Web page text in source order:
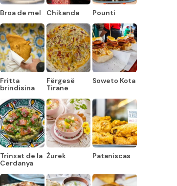
Broa de mel Chikanda Pounti
Fritta
brindisina
Fërgesë
Tirane
Soweto Kota
Trinxat de la
Cerdanya
Żurek Pataniscas